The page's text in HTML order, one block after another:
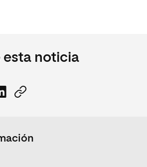
noticia